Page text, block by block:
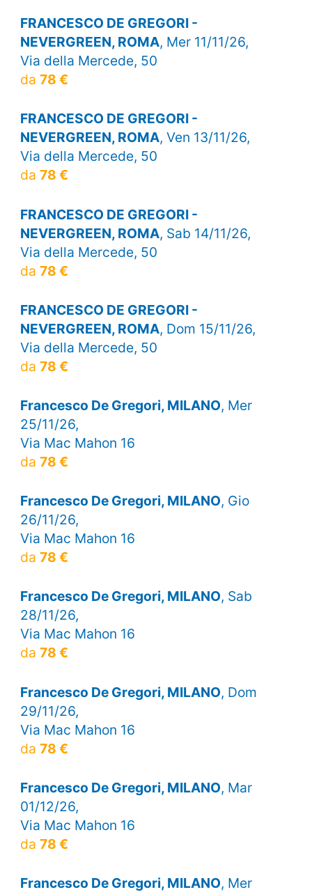
FRANCESCO DE GREGORI -
NEVERGREEN, ROMA, Mer 11/11/26,
Via della Mercede, 50
da 78 €
FRANCESCO DE GREGORI -
NEVERGREEN, ROMA, Ven 13/11/26,
Via della Mercede, 50
da 78 €
FRANCESCO DE GREGORI -
NEVERGREEN, ROMA, Sab 14/11/26,
Via della Mercede, 50
da 78 €
FRANCESCO DE GREGORI -
NEVERGREEN, ROMA, Dom 15/11/26,
Via della Mercede, 50
da 78 €
Francesco De Gregori, MILANO, Mer
25/11/26,
Via Mac Mahon 16
da 78 €
Francesco De Gregori, MILANO, Gio
26/11/26,
Via Mac Mahon 16
da 78 €
Francesco De Gregori, MILANO, Sab
28/11/26,
Via Mac Mahon 16
da 78 €
Francesco De Gregori, MILANO, Dom
29/11/26,
Via Mac Mahon 16
da 78 €
Francesco De Gregori, MILANO, Mar
01/12/26,
Via Mac Mahon 16
da 78 €
Francesco De Gregori, MILANO, Mer